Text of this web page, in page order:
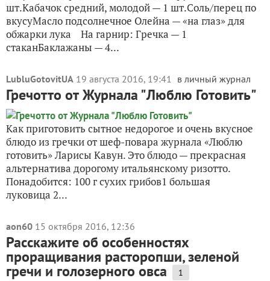
шт.Кабачок средний, молодой — 1 шт.Соль/перец по
вкусуМасло подсолнечное Олейна — «на глаз» для
обжарки лука На гарнир: Гречка — 1
стаканБаклажаны — 4...
LubluGotovitUA 19 августа 2016, 19:41 в личный журнал
Гречотто от Журнала "Люблю Готовить"
Как приготовить сытное недорогое и очень вкусное
блюдо из гречки от шеф-повара журнала «Люблю
готовить» Ларисы Кавун. Это блюдо — прекрасная
альтернатива дорогому итальянскому ризотто.
Понадобится: 100 г сухих грибов1 большая
луковица 2...
aon60 15 октября 2016, 12:36
Расскажите об особенностях
проращивания расторопши, зеленой
гречи и голозерного овса 1